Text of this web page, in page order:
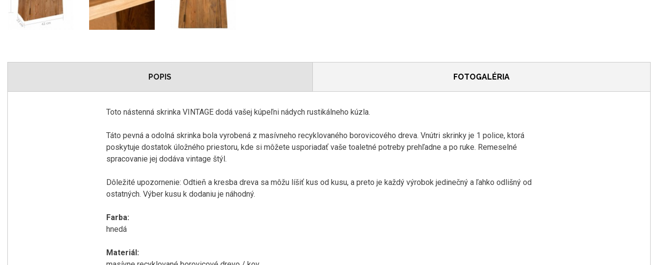
POPIS FOTOGALÉRIA
Toto nástenná skrinka VINTAGE dodá vašej kúpeľni nádych rustikálneho kúzla.
Táto pevná a odolná skrinka bola vyrobená z masívneho recyklovaného borovicového dreva. Vnútri skrinky je 1 police, ktorá
poskytuje dostatok úložného priestoru, kde si môžete usporiadať vaše toaletné potreby prehľadne a po ruke. Remeselné
spracovanie jej dodáva vintage štýl.
Dôležité upozornenie: Odtieň a kresba dreva sa môžu líšiť kus od kusu, a preto je každý výrobok jedinečný a ľahko odlišný od
ostatných. Výber kusu k dodaniu je náhodný.
Farba:
hnedá
Materiál: